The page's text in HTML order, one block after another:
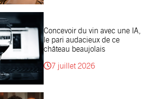
Concevoir du vin avec une IA,
le pari audacieux de ce
château beaujolais
7 juillet 2026